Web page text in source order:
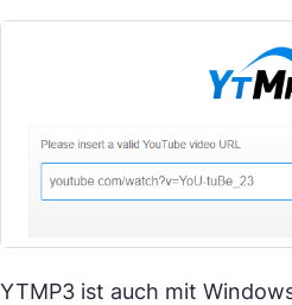
YTMP3 ist auch mit